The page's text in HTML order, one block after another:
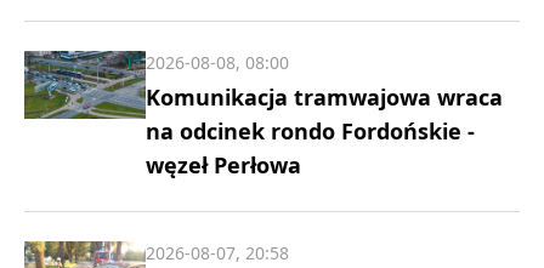
Komunikacja tramwajowa wraca
na odcinek rondo Fordońskie -
węzeł Perłowa
2026-08-08, 08:00
2026-08-07, 20:58